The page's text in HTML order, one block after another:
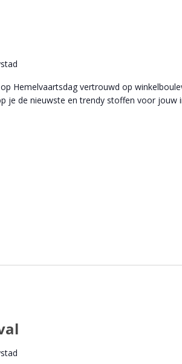
Hemelvaartsdag vertrouwd op
je de nieuwste en trendy stoffen voor jouw